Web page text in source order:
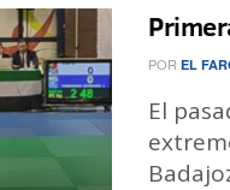
POR EL
El